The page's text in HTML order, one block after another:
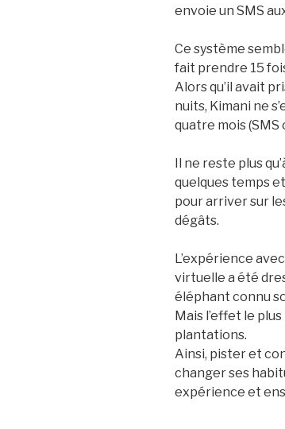
envoie un SMS
Ce système
fait prendre 15
Alors qu’il avait
nuits, Kimani ne
quatre mois (SMS
Il ne reste plus
quelques temps
pour arriver sur
dégâts.
L’expérience
virtuelle a été
éléphant connu
Mais l’effet le
plantations.
Ainsi, pister et
changer ses
expérience et